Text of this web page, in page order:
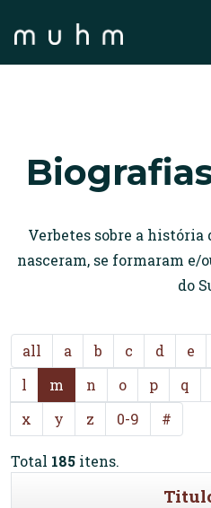
Verbetes sobre a história
nasceram, se formaram e/
do
all a b c d e
l
m n o p q
x
y z 0-9 #
Total 185 itens.